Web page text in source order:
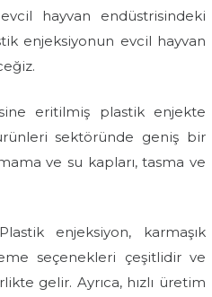
hayvan endüstrisindeki
enjeksiyonun evcil hayvan
eritilmiş plastik enjekte
sektöründe geniş bir
ve su kapları, tasma ve
enjeksiyon, karmaşık
seçenekleri çeşitlidir ve
gelir. Ayrıca, hızlı üretim